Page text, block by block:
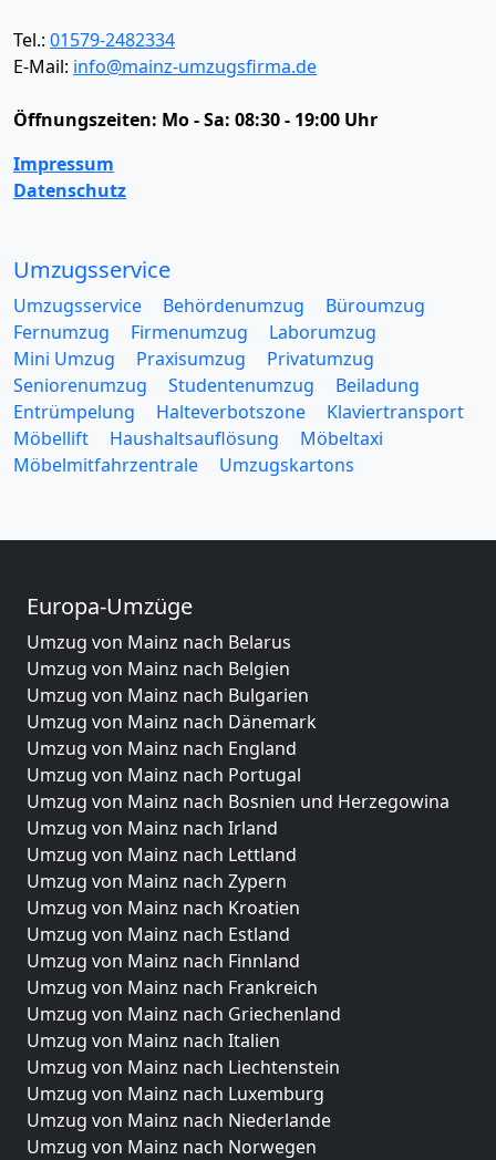
Tel.: 01579-2482334
E-Mail: info@mainz-umzugsfirma.de
Öffnungszeiten: Mo - Sa: 08:30 - 19:00 Uhr
Impressum
Datenschutz
Umzugsservice
Umzugsservice Behördenumzug
Büroumzug
Fernumzug
Firmenumzug
Laborumzug
Mini Umzug
Praxisumzug
Privatumzug
Seniorenumzug
Studentenumzug
Beiladung
Entrümpelung
Halteverbotszone
Klaviertransport
Möbellift
Haushaltsauflösung
Möbeltaxi
Möbelmitfahrzentrale
Umzugskartons
Europa-Umzüge
Umzug von Mainz nach Belarus
Umzug von Mainz nach Belgien
Umzug von Mainz nach Bulgarien
Umzug von Mainz nach Dänemark
Umzug von Mainz nach England
Umzug von Mainz nach Portugal
Umzug von Mainz nach Bosnien und Herzegowina
Umzug von Mainz nach Irland
Umzug von Mainz nach Lettland
Umzug von Mainz nach Zypern
Umzug von Mainz nach Kroatien
Umzug von Mainz nach Estland
Umzug von Mainz nach Finnland
Umzug von Mainz nach Frankreich
Umzug von Mainz nach Griechenland
Umzug von Mainz nach Italien
Umzug von Mainz nach Liechtenstein
Umzug von Mainz nach Luxemburg
Umzug von Mainz nach Niederlande
Umzug von Mainz nach Norwegen